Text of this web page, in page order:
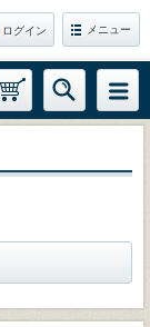
ログイン メニュー